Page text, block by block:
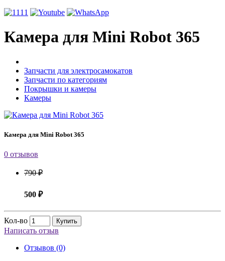
Камера для Mini Robot 365
Запчасти для электросамокатов
Запчасти по категориям
Покрышки и камеры
Камеры
Камера для Mini Robot 365
0 отзывов
790 ₽
500 ₽
Кол-во Купить
Написать отзыв
Отзывов (0)